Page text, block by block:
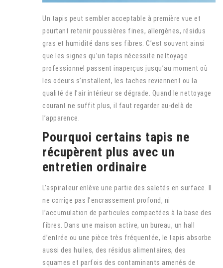
Un tapis peut sembler acceptable à première vue et
pourtant retenir poussières fines, allergènes, résidus
gras et humidité dans ses fibres. C’est souvent ainsi
que les signes qu’un tapis nécessite nettoyage
professionnel passent inaperçus jusqu’au moment où
les odeurs s’installent, les taches reviennent ou la
qualité de l’air intérieur se dégrade. Quand le nettoyage
courant ne suffit plus, il faut regarder au-delà de
l’apparence.
Pourquoi certains tapis ne
récupèrent plus avec un
entretien ordinaire
L’aspirateur enlève une partie des saletés en surface. Il
ne corrige pas l’encrassement profond, ni
l’accumulation de particules compactées à la base des
fibres. Dans une maison active, un bureau, un hall
d’entrée ou une pièce très fréquentée, le tapis absorbe
aussi des huiles, des résidus alimentaires, des
squames et parfois des contaminants amenés de